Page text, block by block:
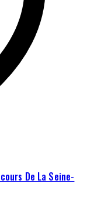
De La Seine-